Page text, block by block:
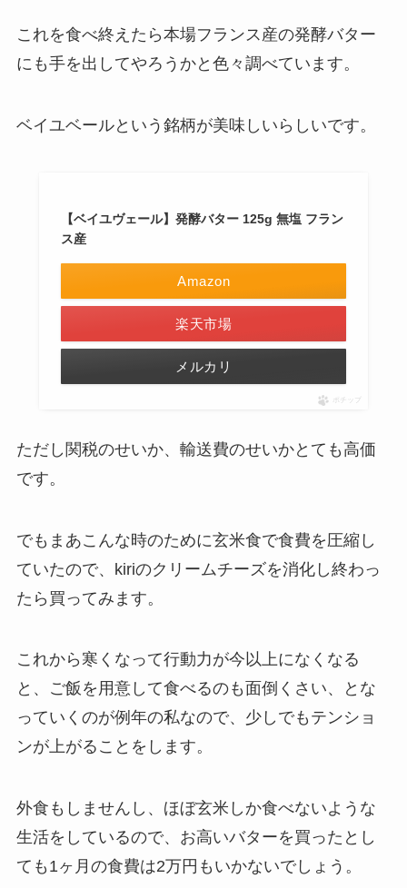
これを食べ終えたら本場フランス産の発酵バター
にも手を出してやろうかと色々調べています。
ベイユベールという銘柄が美味しいらしいです。
【ベイユヴェール】発酵バター 125g 無塩 フラン
ス産
Amazon
楽天市場
メルカリ
ポチップ
ただし関税のせいか、輸送費のせいかとても高価
です。
でもまあこんな時のために玄米食で食費を圧縮し
ていたので、kiriのクリームチーズを消化し終わっ
たら買ってみます。
これから寒くなって行動力が今以上になくなる
と、ご飯を用意して食べるのも面倒くさい、とな
っていくのが例年の私なので、少しでもテンショ
ンが上がることをします。
外食もしませんし、ほぼ玄米しか食べないような
生活をしているので、お高いバターを買ったとし
ても1ヶ月の食費は2万円もいかないでしょう。